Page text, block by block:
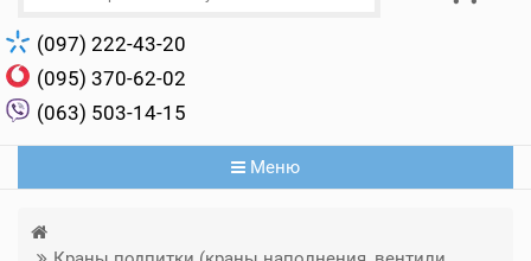
(097) 222-43-20
(095) 370-62-02
(063) 503-14-15
Меню